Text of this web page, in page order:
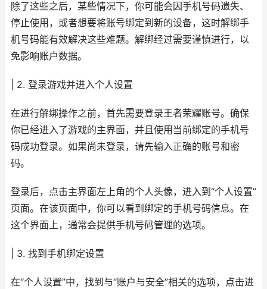
除了这些之后，某些情况下，你可能会因手机号码遗失、
停止使用，或者想要将账号绑定到新的设备，这时解绑手
机号码能有效解决这些难题。解绑经过需要谨慎进行，以
免影响账户数据。
| 2. 登录游戏并进入个人设置
在进行解绑操作之前，首先需要登录王者荣耀账号。确保
你已经进入了游戏的主界面，并且使用当前绑定的手机号
码成功登录。如果尚未登录，请先输入正确的账号和密
码。
登录后，点击主界面左上角的个人头像，进入到“个人设置”
页面。在该页面中，你可以看到绑定的手机号码信息。在
这个界面上，通常会提供手机号码管理的选项。
| 3. 找到手机绑定设置
在“个人设置”中，找到与“账户与安全”相关的选项，点击进